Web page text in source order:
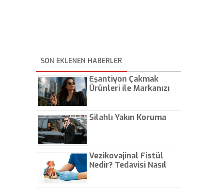
SON EKLENEN HABERLER
Eşantiyon Çakmak
Ürünleri ile Markanızı
Silahlı Yakın Koruma
Vezikovajinal Fistül
Nedir? Tedavisi Nasıl